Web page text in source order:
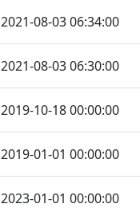
2021-08-03 06:34:00
2021-08-03 06:30:00
2019-10-18 00:00:00
2019-01-01 00:00:00
2023-01-01 00:00:00